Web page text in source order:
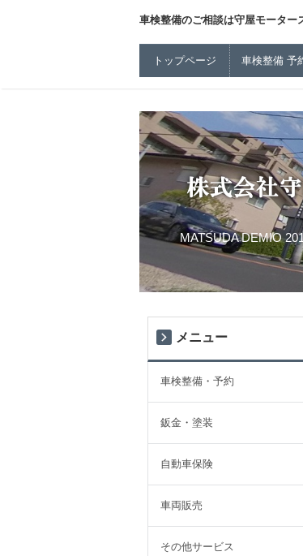
車検整備のご相談は守屋モーター
トップページ 車検整備 予
MATSUDA DEMIO
メニュー
車検整備・予約
鈑金・塗装
自動車保険
車両販売
その他サービス